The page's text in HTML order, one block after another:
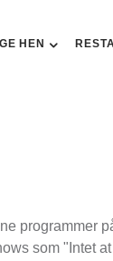
HEN
programmer
som "Intet